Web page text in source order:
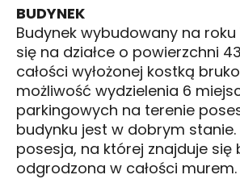
BUDYNEK
Budynek wybudowany na roku
się na działce o powierzchni
całości wyłożonej kostką
możliwość wydzielenia 6
parkingowych na terenie
budynku jest w dobrym
posesja, na której znajduje się
odgrodzona w całości murem.